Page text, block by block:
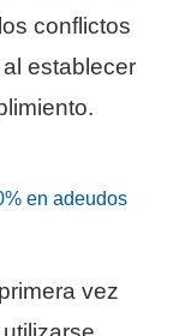
conflictos
establecer
en adeudos
vez